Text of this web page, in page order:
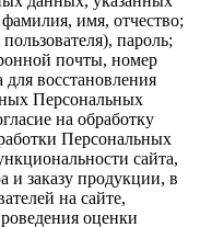
имя, отчество;
пароль;
почты, номер
для восстановления
Персональных
на обработку
Персональных
сайта,
и заказу продукции, в
на сайте,
оценки